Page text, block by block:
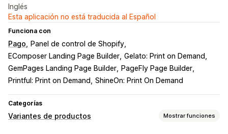
Inglés
Esta aplicación no está traducida al Español
Funciona con
Pago
Panel de control de Shopify
EComposer Landing Page Builder Gelato: Print on Demand
GemPages Landing Page Builder
PageFly Page Builder
Printful: Print on Demand
ShineOn: Print On Demand
Categorías
Variantes de productos Mostrar funciones